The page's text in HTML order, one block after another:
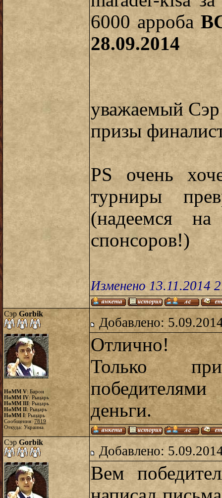
6000 арроба
28.09.2014
уважаемый
призы
PS очень
турниры
(надеемся
спонсоров!)
Изменено 13.11.2014
Сэр Gorbik
HoMM V: Барон
HoMM IV: Рыцарь
HoMM III: Рыцарь
HoMM II: Рыцарь
HoMM I: Рыцарь
Сообщения: 7819
Откуда: Украина
Добавлено:
Отлично!
Только
деньги.
Сэр Gorbik
Добавлено:
Вем